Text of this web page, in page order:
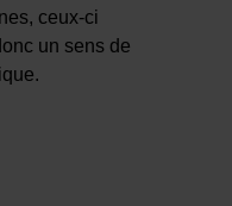
ceux-ci
un sens de